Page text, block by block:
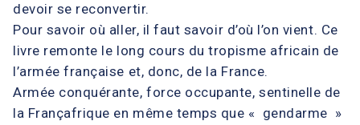
devoir se reconvertir.
Pour savoir où aller, il faut savoir d’où l’on vient. Ce
livre remonte le long cours du tropisme africain de
l’armée française et, donc, de la France.
Armée conquérante, force occupante, sentinelle de
la Françafrique en même temps que « gendarme »